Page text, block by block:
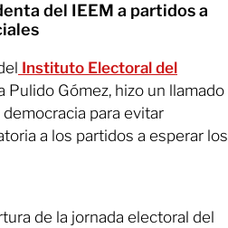
del IEEM a partidos a
Instituto Electoral del
Pulido Gómez, hizo un llamado
para evitar
a los partidos a esperar los
de la jornada electoral del